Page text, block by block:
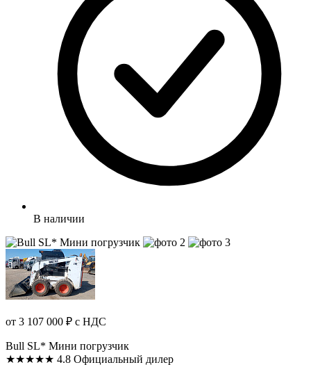
В наличии
от 3 107 000 ₽ с НДС
Bull SL* Мини погрузчик
★★★★★ 4.8 Официальный дилер